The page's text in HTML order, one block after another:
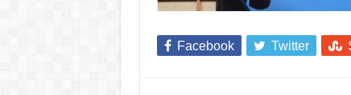
Facebook Twitter